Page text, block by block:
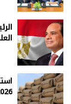
2026 الطن